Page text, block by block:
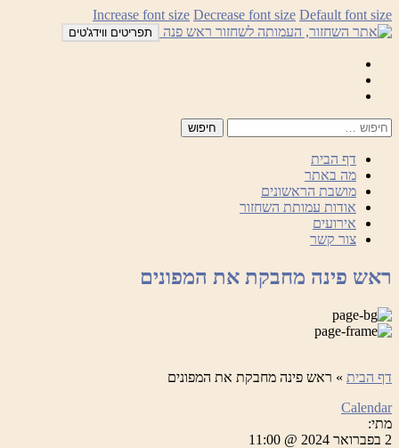
לדלג
לתוכן
Increase font size Decrease font size Default font size
תפריטים ווידג'טים
דף הבית
מה באתר
מושבת הראשונים
אודות עמותת השחזור
אירועים
צור קשר
ראש פינה מחבקת את המפונים
דף הבית » ראש פינה מחבקת את המפונים
Calendar
מתי:
2 בפברואר 2024 @ 11:00